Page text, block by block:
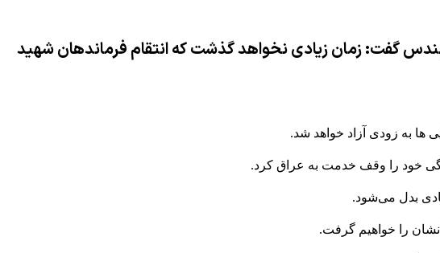
گفت: زمان زیادی نخواهد گذشت که انتقام فرماندهان شهید
ها به زودی آزاد خواهد شد.
خود را وقف خدمت به عراق کرد.
بدل می‌شود.
را خواهیم گرفت.